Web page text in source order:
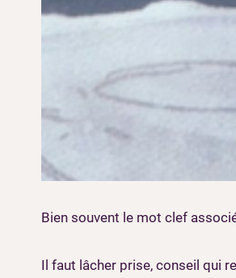
Bien souvent le mot clef
Il faut lâcher prise, conseil qui